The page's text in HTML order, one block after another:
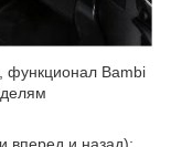
функционал Bambi
вперед и назад);